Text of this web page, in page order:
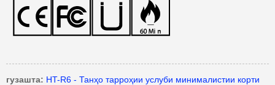
гузашта: HT-R6 - Танҳо тарроҳии услуби минималистии корти